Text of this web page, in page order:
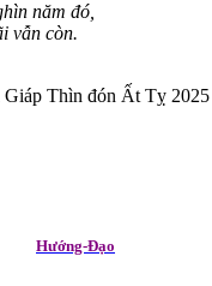
năm đó,
vẫn còn.
Giáp Thìn đón Ất Tỵ 2025
Hướng-Đạo